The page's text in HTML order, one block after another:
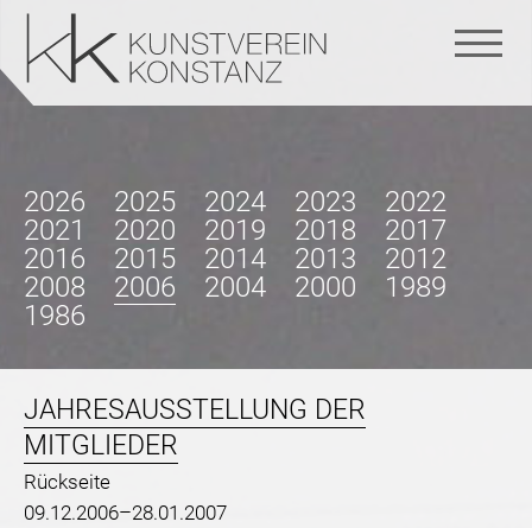
Navigation
überspringen
2026 2025 2024 2023
2022
2021
2020 2019 2018
2017
2016
2015 2014 2013
2012
2008
2006 2004 2000
1989
1986
JAHRESAUSSTELLUNG DER
MITGLIEDER
Rückseite
09.12.2006–28.01.2007